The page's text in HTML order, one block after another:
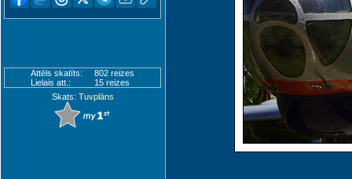
Attēls skatīts:
802 reizes
Lielais att.:
15 reizes
Skats: Tuvplāns